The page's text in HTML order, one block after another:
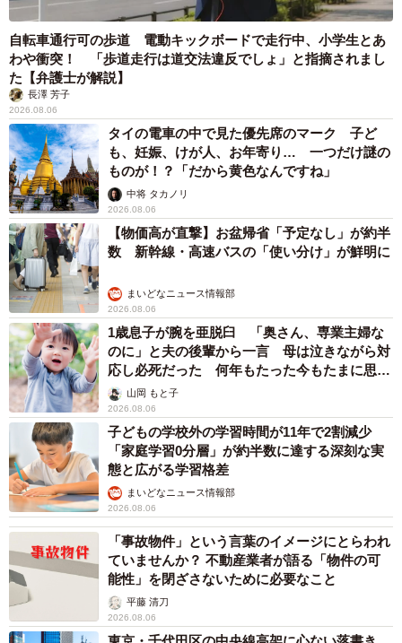
自転車通行可の歩道 電動キックボードで走行中、小学生とあ
わや衝突！ 「歩道走行は道交法違反でしょ」と指摘されまし
た【弁護士が解説】
長澤 芳子
2026.08.06
タイの電車の中で見た優先席のマーク 子ど
も、妊娠、けが人、お年寄り… 一つだけ謎の
ものが！？「だから黄色なんですね」
中将 タカノリ
2026.08.06
【物価高が直撃】お盆帰省「予定なし」が約半
数 新幹線・高速バスの「使い分け」が鮮明に
まいどなニュース情報部
2026.08.06
1歳息子が腕を亜脱臼 「奥さん、専業主婦な
のに」と夫の後輩から一言 母は泣きながら対
応し必死だった 何年もたった今もたまに思い
出し…山岡 もと子
2026.08.06
子どもの学校外の学習時間が11年で2割減少
「家庭学習0分層」が約半数に達する深刻な実
態と広がる学習格差
まいどなニュース情報部
2026.08.06
「事故物件」という言葉のイメージにとらわれ
ていませんか？ 不動産業者が語る「物件の可
能性」を閉ざさないために必要なこと
平藤 清刀
2026.08.06